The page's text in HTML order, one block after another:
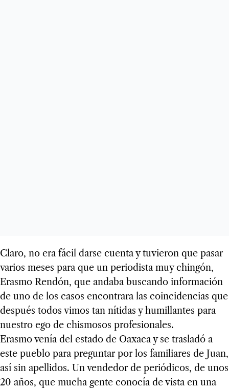
Claro, no era fácil darse cuenta y tuvieron que pasar
varios meses para que un periodista muy chingón,
Erasmo Rendón, que andaba buscando información
de uno de los casos encontrara las coincidencias que
después todos vimos tan nítidas y humillantes para
nuestro ego de chismosos profesionales.
Erasmo venía del estado de Oaxaca y se trasladó a
este pueblo para preguntar por los familiares de Juan,
así sin apellidos. Un vendedor de periódicos, de unos
20 años, que mucha gente conocía de vista en una